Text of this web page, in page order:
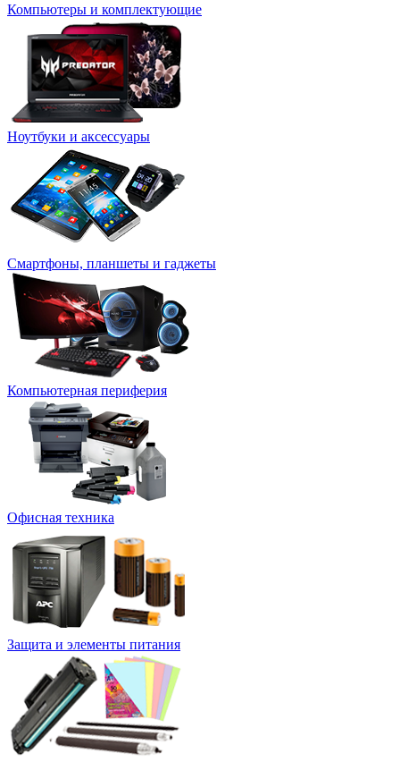
Компьютеры и комплектующие
Ноутбуки и аксессуары
Смартфоны, планшеты и гаджеты
Компьютерная периферия
Офисная техника
Защита и элементы питания